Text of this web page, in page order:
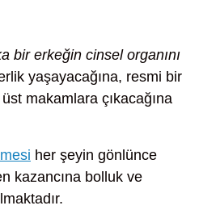
bir erkeğin cinsel organını
yaşayacağına, resmi bir
makamlara çıkacağına
her şeyin gönlünce
kazancına bolluk ve